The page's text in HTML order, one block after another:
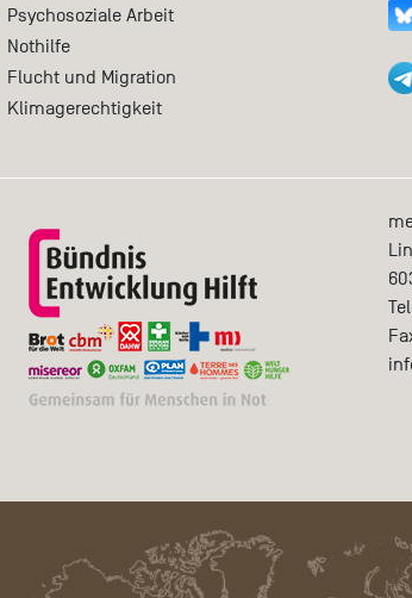
Psychosoziale Arbeit
Nothilfe
Flucht und Migration
Klimagerechtigkeit